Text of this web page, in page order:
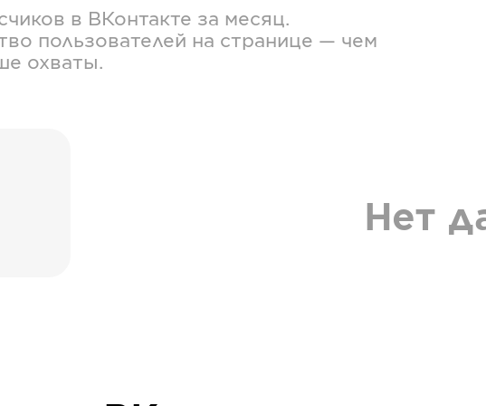
в ВКонтакте за месяц.
пользователей на странице — чем
охваты.
Нет